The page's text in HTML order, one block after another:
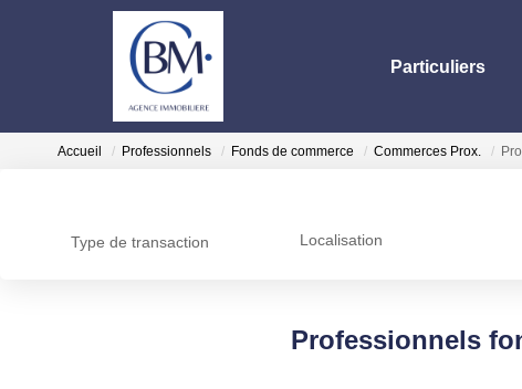
Particuliers
Accueil Professionnels Fonds de commerce Commerces Prox.
Type de transaction Localisation
Professionnels